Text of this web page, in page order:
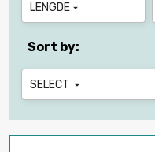
LENGDE 
Sort by:
SELECT 